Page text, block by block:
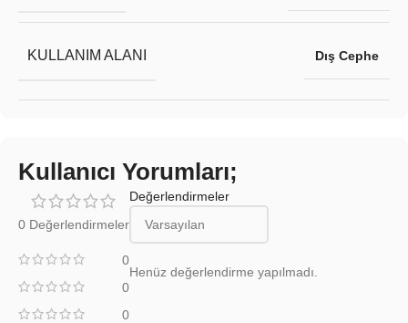
KULLANIM ALANI Dış Cephe
Kullanıcı Yorumları;
0 Değerlendirmeler
0
0
0
Değerlendirmeler
Henüz değerlendirme yapılmadı.